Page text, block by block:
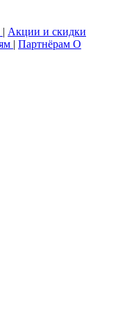
| Акции и скидки
| Партнёрам О